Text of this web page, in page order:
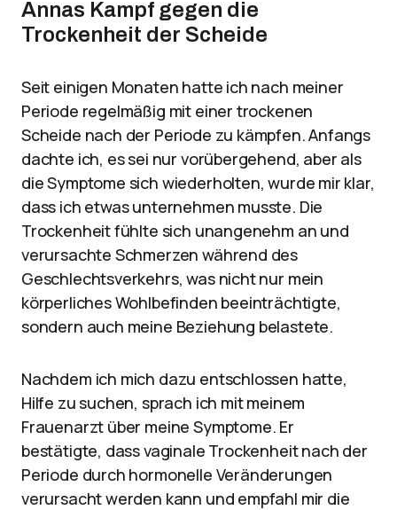
Annas Kampf gegen die
Trockenheit der Scheide
Seit einigen Monaten hatte ich nach meiner
Periode regelmäßig mit einer trockenen
Scheide nach der Periode zu kämpfen. Anfangs
dachte ich, es sei nur vorübergehend, aber als
die Symptome sich wiederholten, wurde mir klar,
dass ich etwas unternehmen musste. Die
Trockenheit fühlte sich unangenehm an und
verursachte Schmerzen während des
Geschlechtsverkehrs, was nicht nur mein
körperliches Wohlbefinden beeinträchtigte,
sondern auch meine Beziehung belastete.
Nachdem ich mich dazu entschlossen hatte,
Hilfe zu suchen, sprach ich mit meinem
Frauenarzt über meine Symptome. Er
bestätigte, dass vaginale Trockenheit nach der
Periode durch hormonelle Veränderungen
verursacht werden kann und empfahl mir die